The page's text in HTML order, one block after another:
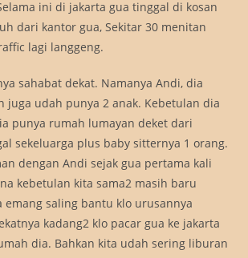
ini di jakarta gua tinggal di kosan
dari kantor gua, Sekitar 30 menitan
lagi langgeng.
sahabat dekat. Namanya Andi, dia
juga udah punya 2 anak. Kebetulan dia
punya rumah lumayan deket dari
sekeluarga plus baby sitternya 1 orang.
dengan Andi sejak gua pertama kali
kebetulan kita sama2 masih baru
emang saling bantu klo urusannya
kadang2 klo pacar gua ke jakarta
dia. Bahkan kita udah sering liburan